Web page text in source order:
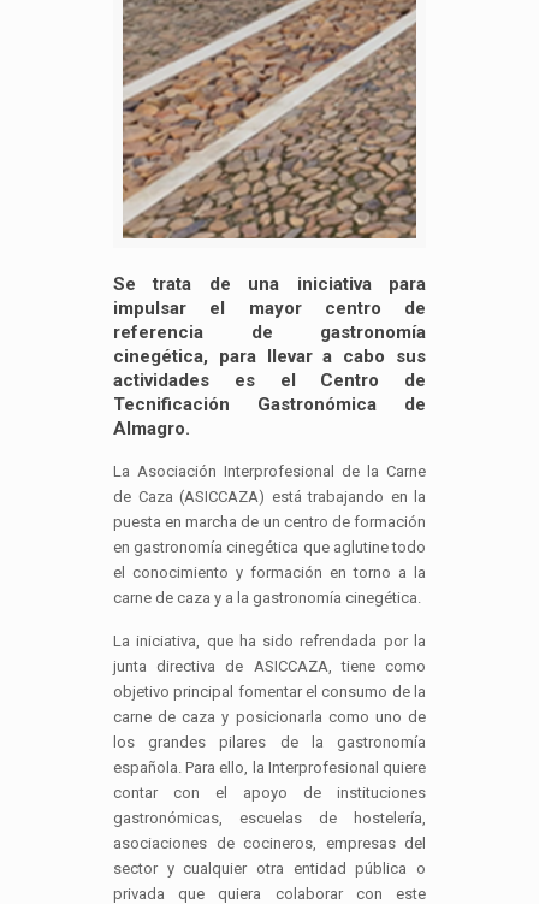
Se trata de una iniciativa para
impulsar el mayor centro de
referencia de gastronomía
cinegética, para llevar a cabo sus
actividades es el Centro de
Tecnificación Gastronómica de
Almagro.
La Asociación Interprofesional de la Carne
de Caza (ASICCAZA) está trabajando en la
puesta en marcha de un centro de formación
en gastronomía cinegética que aglutine todo
el conocimiento y formación en torno a la
carne de caza y a la gastronomía cinegética.
La iniciativa, que ha sido refrendada por la
junta directiva de ASICCAZA, tiene como
objetivo principal fomentar el consumo de la
carne de caza y posicionarla como uno de
los grandes pilares de la gastronomía
española. Para ello, la Interprofesional quiere
contar con el apoyo de instituciones
gastronómicas, escuelas de hostelería,
asociaciones de cocineros, empresas del
sector y cualquier otra entidad pública o
privada que quiera colaborar con este